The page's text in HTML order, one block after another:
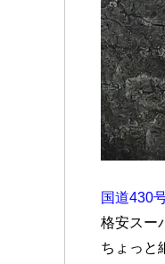
国道430
格安スー
ちょっと